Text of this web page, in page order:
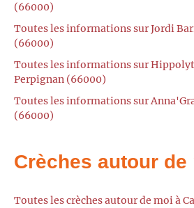
(66000)
Toutes les informations sur Jordi
(66000)
Toutes les informations sur
Perpignan (66000)
Toutes les informations sur
(66000)
Crèches autour de
Toutes les crèches autour de moi à